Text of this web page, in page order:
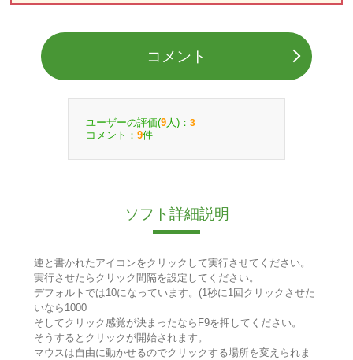
コメント
ユーザーの評価(9 人)： 3
コメント： 9件
ソフト詳細説明
連と書かれたアイコンをクリックして実行させてください。
実行させたらクリック間隔を設定してください。
デフォルトでは10になっています。(1秒に1回クリックさせた
いなら1000
そしてクリック感覚が決まったならF9を押してください。
そうするとクリックが開始されます。
マウスは自由に動かせるのでクリックする場所を変えられま